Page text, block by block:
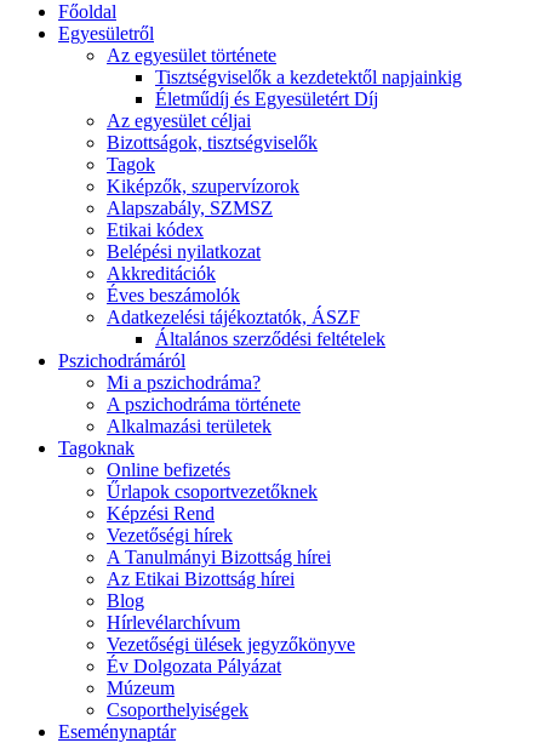
Főoldal
Egyesületről
Az egyesület története
Tisztségviselők a kezdetektől napjainkig
Életműdíj és Egyesületért Díj
Az egyesület céljai
Bizottságok, tisztségviselők
Tagok
Kiképzők, szupervízorok
Alapszabály, SZMSZ
Etikai kódex
Belépési nyilatkozat
Akkreditációk
Éves beszámolók
Adatkezelési tájékoztatók, ÁSZF
Általános szerződési feltételek
Pszichodrámáról
Mi a pszichodráma?
A pszichodráma története
Alkalmazási területek
Tagoknak
Online befizetés
Űrlapok csoportvezetőknek
Képzési Rend
Vezetőségi hírek
A Tanulmányi Bizottság hírei
Az Etikai Bizottság hírei
Blog
Hírlevélarchívum
Vezetőségi ülések jegyzőkönyve
Év Dolgozata Pályázat
Múzeum
Csoporthelyiségek
Eseménynaptár